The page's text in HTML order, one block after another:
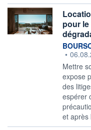
pour
•
Mettre
expose
des
espérer
et après